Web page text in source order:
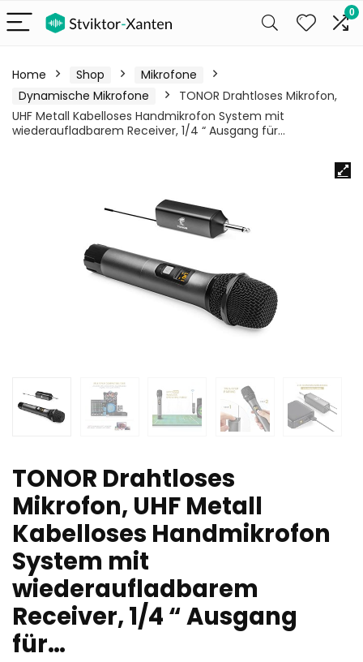
0
Home Shop
Mikrofone
Dynamische Mikrofone
TONOR Drahtloses Mikrofon,
UHF Metall Kabelloses Handmikrofon System mit
wiederaufladbarem Receiver, 1/4 “ Ausgang für…
TONOR Drahtloses
Mikrofon, UHF Metall
Kabelloses Handmikrofon
System mit
wiederaufladbarem
Receiver, 1/4 “ Ausgang
für…